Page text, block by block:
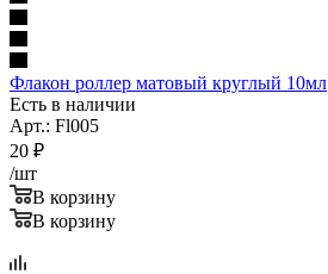
Флакон роллер матовый круглый 10мл
Есть в наличии
Арт.: Fl005
20 ₽
/шт
В корзину
В корзину